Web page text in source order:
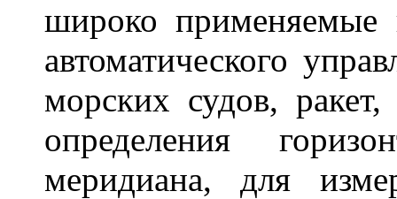
широко применяемые
автоматического
морских судов,
определения
меридиана, для